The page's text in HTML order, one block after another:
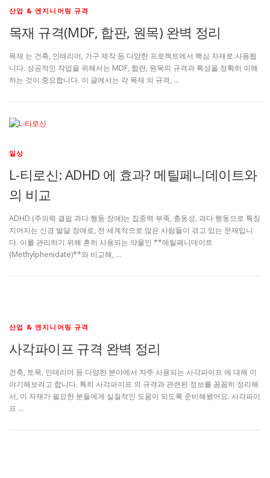
산업 & 엔지니어링 규격
목재 규격(MDF, 합판, 원목) 완벽 정리
목재 는 건축, 인테리어, 가구 제작 등 다양한 프로젝트에서 핵심 자재로 사용됩
니다. 성공적인 작업을 위해서는 MDF, 합판, 원목의 규격과 특성을 정확히 이해
하는 것이 중요합니다. 이 글에서는 각 목재 의 규격, …
일상
L-티로신: ADHD 에 효과? 메틸페니데이트와
의 비교
ADHD (주의력 결핍 과다 행동 장애)는 집중력 부족, 충동성, 과다 행동으로 특징
지어지는 신경 발달 장애로, 전 세계적으로 많은 사람들이 겪고 있는 문제입니
다. 이를 관리하기 위해 흔히 사용되는 약물인 **메틸페니데이트
(Methylphenidate)**와 비교해, …
산업 & 엔지니어링 규격
사각파이프 규격 완벽 정리
건축, 토목, 인테리어 등 다양한 분야에서 자주 사용되는 사각파이프 에 대해 이
야기해보려고 합니다. 특히 사각파이프 의 규격과 관련된 정보를 꼼꼼히 정리해
서, 이 자재가 필요한 분들에게 실질적인 도움이 되도록 준비해봤어요. 사각파이
프 …